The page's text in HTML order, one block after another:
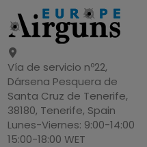
Vía de servicio nº22,
Dársena Pesquera de
Santa Cruz de Tenerife,
38180, Tenerife, Spain
Lunes-Viernes: 9:00-14:00
15:00-18:00 WET